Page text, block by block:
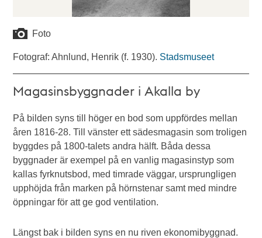
Foto
Fotograf: Ahnlund, Henrik (f. 1930). Stadsmuseet
Magasinsbyggnader i Akalla by
På bilden syns till höger en bod som uppfördes mellan
åren 1816-28. Till vänster ett sädesmagasin som troligen
byggdes på 1800-talets andra hälft. Båda dessa
byggnader är exempel på en vanlig magasinstyp som
kallas fyrknutsbod, med timrade väggar, ursprungligen
upphöjda från marken på hörnstenar samt med mindre
öppningar för att ge god ventilation.
Längst bak i bilden syns en nu riven ekonomibyggnad.